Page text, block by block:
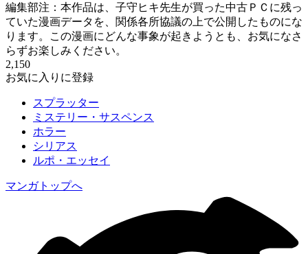
編集部注：本作品は、子守ヒキ先生が買った中古ＰＣに残っ
ていた漫画データを、関係各所協議の上で公開したものにな
ります。この漫画にどんな事象が起きようとも、お気になさ
らずお楽しみください。
2,150
お気に入りに登録
スプラッター
ミステリー・サスペンス
ホラー
シリアス
ルポ・エッセイ
マンガトップへ